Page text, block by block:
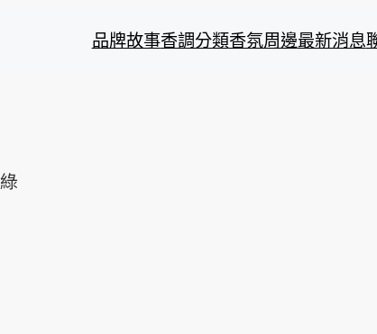
品牌故事香調分類香氛周邊最新消息